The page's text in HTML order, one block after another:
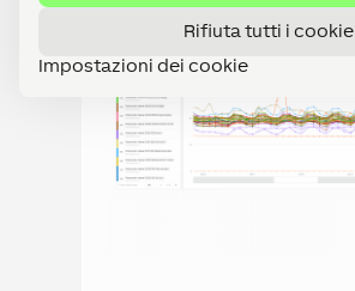
Rifiuta tutti i cookie
Impostazioni dei cookie